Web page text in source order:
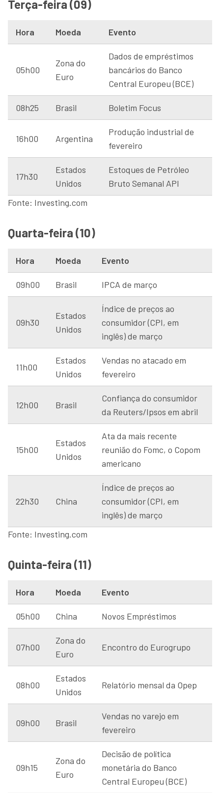
Terça-feira (09)
Hora Moeda Evento
05h00
Zona do
Euro
Dados de empréstimos
bancários do Banco
Central Europeu (BCE)
08h25 Brasil Boletim Focus
16h00 Argentina
Produção industrial de
fevereiro
17h30
Estados
Unidos
Estoques de Petróleo
Bruto Semanal API
Fonte: Investing.com
Quarta-feira (10)
Hora Moeda Evento
09h00 Brasil IPCA de março
09h30
Estados
Unidos
Índice de preços ao
consumidor (CPI, em
inglês) de março
11h00
Estados
Unidos
Vendas no atacado em
fevereiro
12h00 Brasil
Confiança do consumidor
da Reuters/Ipsos em abril
15h00
Estados
Unidos
Ata da mais recente
reunião do Fomc, o Copom
americano
22h30 China
Índice de preços ao
consumidor (CPI, em
inglês) de março
Fonte: Investing.com
Quinta-feira (11)
Hora Moeda Evento
05h00 China Novos Empréstimos
07h00
Zona do
Euro
Encontro do Eurogrupo
08h00
Estados
Unidos
Relatório mensal da Opep
09h00 Brasil
Vendas no varejo em
fevereiro
09h15
Zona do
Euro
Decisão de política
monetária do Banco
Central Europeu (BCE)